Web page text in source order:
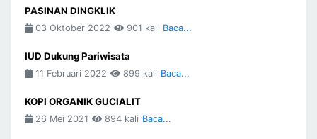
PASINAN DINGKLIK
03 Oktober 2022 901 kali Baca...
IUD Dukung Pariwisata
11 Februari 2022 899 kali Baca...
KOPI ORGANIK GUCIALIT
26 Mei 2021 894 kali Baca...